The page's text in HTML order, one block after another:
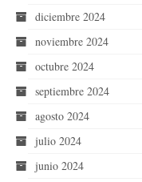
diciembre 2024
noviembre 2024
octubre 2024
septiembre 2024
agosto 2024
julio 2024
junio 2024